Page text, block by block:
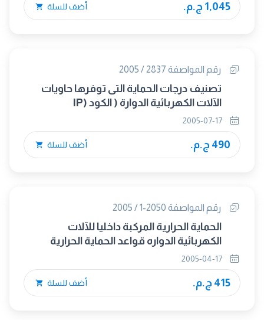
1,045 ج.م. أضف للسلة
رقم المواصفة 2837 / 2005
تصنيف درجات الحماية التى توفرها حاويات
الآلات الكهربائية الدوارة ( الكود (IP
490 ج.م. أضف للسلة
رقم المواصفة 2050-1 / 2005
الحماية الحرارية المركبة داخليا للآلات
الكهربائية الدواره قواعد الحماية الحرارية
ًللآلات الكهربائية
415 ج.م. أضف للسلة